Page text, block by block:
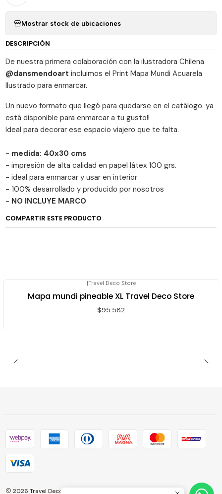
Mostrar stock de ubicaciones
DESCRIPCIÓN
De nuestra primera colaboración con la ilustradora Chilena
@dansmendoart incluimos el Print Mapa Mundi Acuarela
Ilustrado para enmarcar.
Un nuevo formato que llegó para quedarse en el catálogo. ya
está disponible para enmarcar a tu gusto!!
Ideal para decorar ese espacio viajero que te falta.
- medida: 40x30 cms
- impresión de alta calidad en papel látex 100 grs.
- ideal para enmarcar y usar en interior
- 100% desarrollado y producido por nosotros
- NO INCLUYE MARCO
COMPARTIR ESTE PRODUCTO
|Travel Deco Store
Mapa mundi pineable XL Travel Deco Store
$95.582
2026 Travel Deco Store.